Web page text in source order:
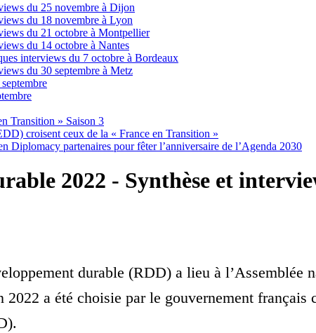
du 25 novembre à Dijon
du 18 novembre à Lyon
du 21 octobre à Montpellier
du 14 octobre à Nantes
interviews du 7 octobre à Bordeaux
du 30 septembre à Metz
Transition » Saison 3
croisent ceux de la « France en Transition »
Diplomacy partenaires pour fêter l’anniversaire de l’Agenda 2030
2022 - Synthèse et
durable (RDD) a lieu à l’Assemblée
a été choisie par le gouvernement français